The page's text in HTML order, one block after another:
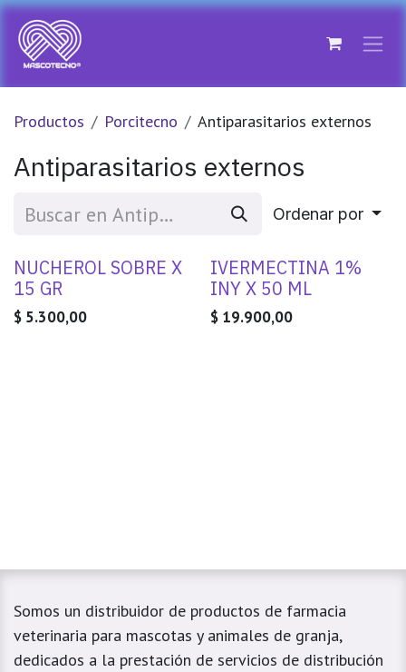
Ir al contenido
Productos Porcitecno Antiparasitarios externos
Antiparasitarios externos
Ordenar por
NUCHEROL SOBRE X
15 GR
$ 5.300,00
IVERMECTINA 1%
INY X 50 ML
$ 19.900,00
Somos un distribuidor de productos de farmacia
veterinaria para mascotas y animales de granja,
dedicados a la prestación de servicios de distribución